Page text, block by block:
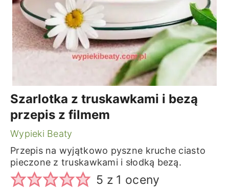
Szarlotka z truskawkami i bezą
przepis z filmem
Wypieki Beaty
Przepis na wyjątkowo pyszne kruche ciasto
pieczone z truskawkami i słodką bezą.
5 z 1 oceny